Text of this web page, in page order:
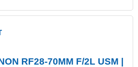
RF28-70MM F/2L USM |